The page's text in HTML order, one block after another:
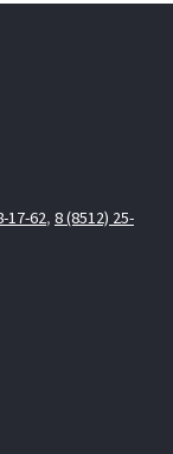
17-62, 8 (8512) 25-